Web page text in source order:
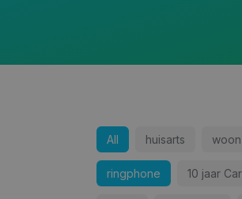
All huisarts
ringphone 10 jaar